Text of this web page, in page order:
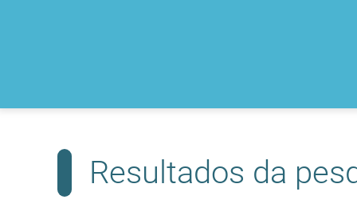
Resultados da